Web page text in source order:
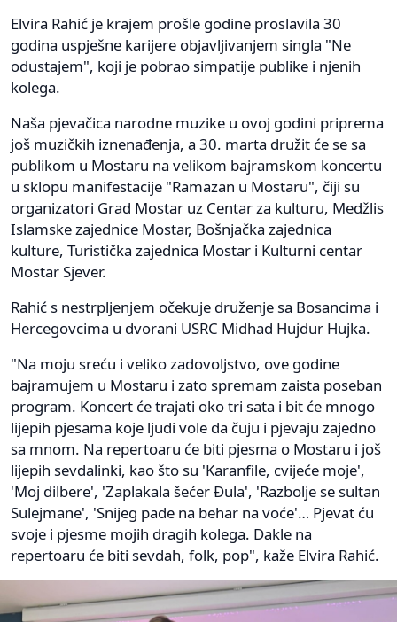
Elvira Rahić je krajem prošle godine proslavila 30
godina uspješne karijere objavljivanjem singla "Ne
odustajem", koji je pobrao simpatije publike i njenih
kolega.
Naša pjevačica narodne muzike u ovoj godini priprema
još muzičkih iznenađenja, a 30. marta družit će se sa
publikom u Mostaru na velikom bajramskom koncertu
u sklopu manifestacije "Ramazan u Mostaru", čiji su
organizatori Grad Mostar uz Centar za kulturu, Medžlis
Islamske zajednice Mostar, Bošnjačka zajednica
kulture, Turistička zajednica Mostar i Kulturni centar
Mostar Sjever.
Rahić s nestrpljenjem očekuje druženje sa Bosancima i
Hercegovcima u dvorani USRC Midhad Hujdur Hujka.
"Na moju sreću i veliko zadovoljstvo, ove godine
bajramujem u Mostaru i zato spremam zaista poseban
program. Koncert će trajati oko tri sata i bit će mnogo
lijepih pjesama koje ljudi vole da čuju i pjevaju zajedno
sa mnom. Na repertoaru će biti pjesma o Mostaru i još
lijepih sevdalinki, kao što su 'Karanfile, cvijeće moje',
'Moj dilbere', 'Zaplakala šećer Đula', 'Razbolje se sultan
Sulejmane', 'Snijeg pade na behar na voće'… Pjevat ću
svoje i pjesme mojih dragih kolega. Dakle na
repertoaru će biti sevdah, folk, pop", kaže Elvira Rahić.